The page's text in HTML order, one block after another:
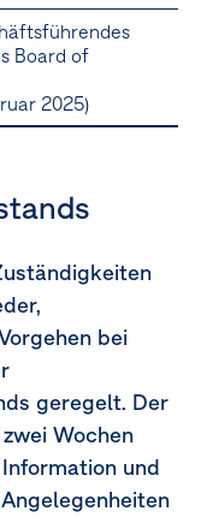
Board of
2025)
bei
geregelt. Der
Wochen
und